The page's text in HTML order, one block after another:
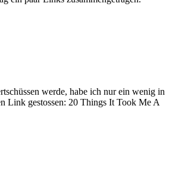
werde, habe ich nur ein wenig in
Link gestossen: 20 Things It Took Me A